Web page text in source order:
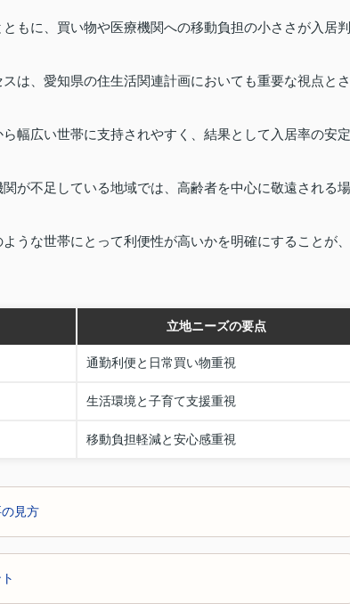
もに、買い物や医療機関への移動負担の小ささが入居判
は、愛知県の住生活関連計画においても重要な視点とさ
幅広い世帯に支持されやすく、結果として入居率の安定
が不足している地域では、高齢者を中心に敬遠される場
うな世帯にとって利便性が高いかを明確にすることが、
立地ニーズの要点
通勤利便と日常買い物重視
生活環境と子育て支援重視
移動負担軽減と安心感重視
見方